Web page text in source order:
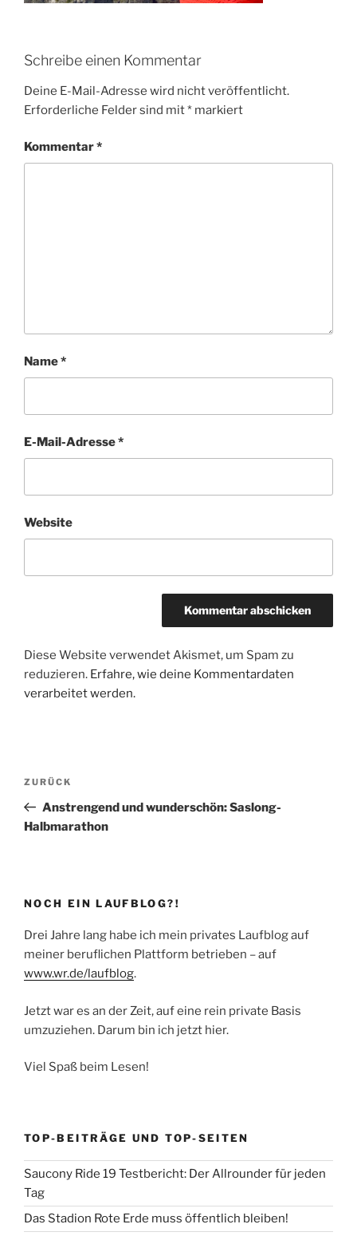
Schreibe einen Kommentar
Deine E-Mail-Adresse wird nicht veröffentlicht.
Erforderliche Felder sind mit* markiert
Kommentar*
Name*
E-Mail-Adresse*
Website
Diese Website verwendet Akismet, um Spam zu
reduzieren. Erfahre, wie deine Kommentardaten
verarbeitet werden.
Beitragsnavigation
Vorheriger
Beitrag
ZURÜCK
Anstrengend und wunderschön: Saslong-
Halbmarathon
NOCH EIN LAUFBLOG?!
Drei Jahre lang habe ich mein privates Laufblog auf
meiner beruflichen Plattform betrieben – auf
www.wr.de/laufblog.
Jetzt war es an der Zeit, auf eine rein private Basis
umzuziehen. Darum bin ich jetzt hier.
Viel Spaß beim Lesen!
TOP-BEITRÄGE UND TOP-SEITEN
Saucony Ride 19 Testbericht: Der Allrounder für jeden
Tag
Das Stadion Rote Erde muss öffentlich bleiben!